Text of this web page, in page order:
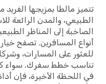
تتميز مالطا بمزيجها الفريد
الطبيعي، والمدن الرائعة
الصاخبة إلى المناظر
أنواع المسافرين. تصفح
للعثور على المسارات،
تناسب خطط سفرك. سواء
في اللحظة الأخيرة، فإن